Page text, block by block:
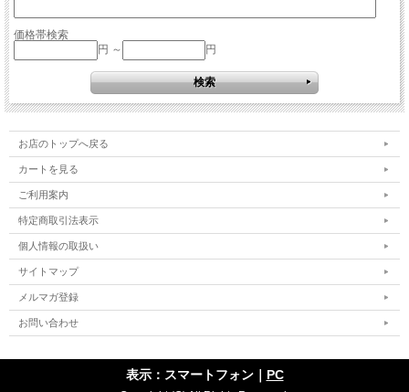
価格帯検索
円 ～
円
お店のトップへ戻る
カートを見る
ご利用案内
特定商取引法表示
個人情報の取扱い
サイトマップ
メルマガ登録
お問い合わせ
表示：スマートフォン｜ PC